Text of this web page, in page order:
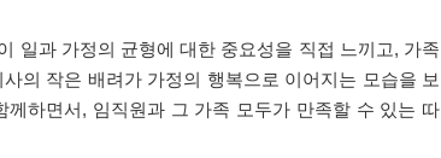
일과 가정의 균형에 대한 중요성을 직접 느끼고, 가족
사의 작은 배려가 가정의 행복으로 이어지는 모습을 보
께하면서 , 임직원과 그 가족 모두가 만족할 수 있는 따